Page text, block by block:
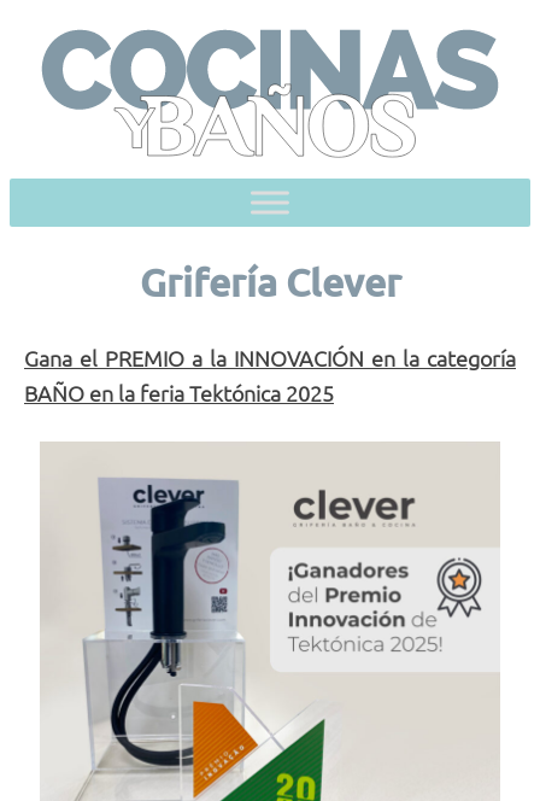
content
Grifería Clever
Gana el PREMIO a la INNOVACIÓN en la categoría
BAÑO en la feria Tektónica 2025